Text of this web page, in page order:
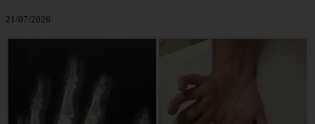
21/07/2026